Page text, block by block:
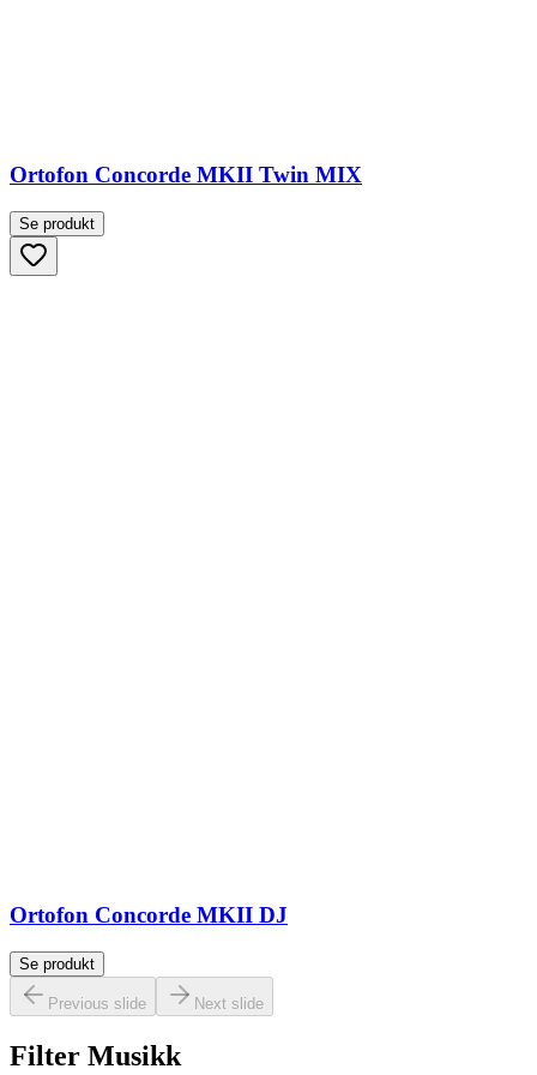
Ortofon Concorde MKII Twin MIX
Se produkt
Ortofon Concorde MKII DJ
Se produkt
Previous slide Next slide
Filter Musikk